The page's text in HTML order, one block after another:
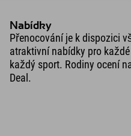
Nabídky
Přenocování je k dispozici
atraktivní nabídky pro
každý sport. Rodiny ocení
Deal.